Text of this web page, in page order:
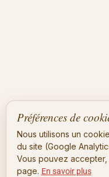
Préférences de
Nous utilisons un
du site (Google
Vous pouvez
page. En savoir plus